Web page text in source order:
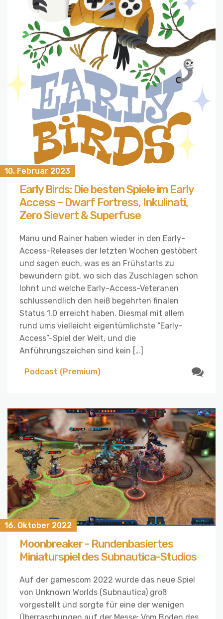
10. Februar 2023
Early Birds: Die besten Spiele im Early
Access – Dwarf Fortress, Inkulinati,
Zero Sievert & Superfuse
Manu und Rainer haben wieder in den Early-
Access-Releases der letzten Wochen gestöbert
und sagen euch, was es an Frühstarts zu
bewundern gibt, wo sich das Zuschlagen schon
lohnt und welche Early-Access-Veteranen
schlussendlich den heiß begehrten finalen
Status 1.0 erreicht haben. Diesmal mit allem
rund ums vielleicht eigentümlichste “Early-
Access”-Spiel der Welt, und die
Anführungszeichen sind kein […]
Podcast (Premium)
16. Oktober 2022
Moonbreaker - Rundenbasiertes
Miniaturspiel des Subnautica-Studios
Auf der gamescom 2022 wurde das neue Spiel
von Unknown Worlds (Subnautica) groß
vorgestellt und sorgte für eine der wenigen